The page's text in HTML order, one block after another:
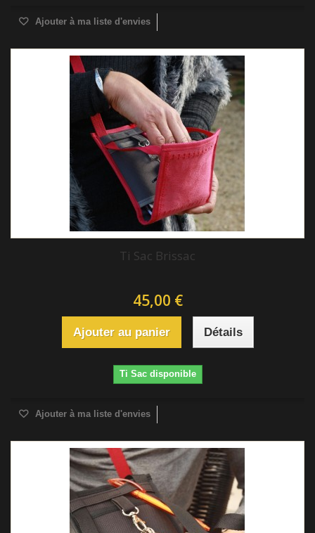
Ajouter à ma liste d'envies
Ti Sac Brissac
45,00 €
Ajouter au panier Détails
Ti Sac disponible
Ajouter à ma liste d'envies